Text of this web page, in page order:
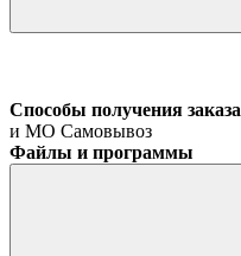
Способы получения заказа
и МО Самовывоз
Файлы и программы